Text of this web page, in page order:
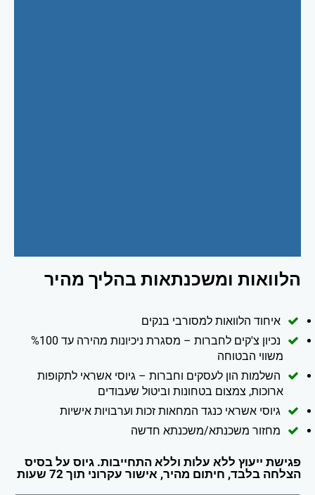
הלוואות ומשכנתאות בהליך מהיר
איחוד הלוואות למסורבי בנקים
נכיון צ'קים לחברות – מסגרת ניכיונות מהירה עד %100
משווי הבטוחה
השלמות הון לעסקים וחברות – גיוסי אשראי לתקופות
ארוכות, צמצום בטחונות וביטול שעבודים
גיוסי אשראי כנגד המחאות זכות וערבויות אישיות
מחזור משכנתא/משכנתא חדשה
פגישת ייעוץ ללא עלות וללא התחייבות. גיוס על בסיס
הצלחה בלבד, חיתום מהיר, אישור עקרוני תוך 72 שעות